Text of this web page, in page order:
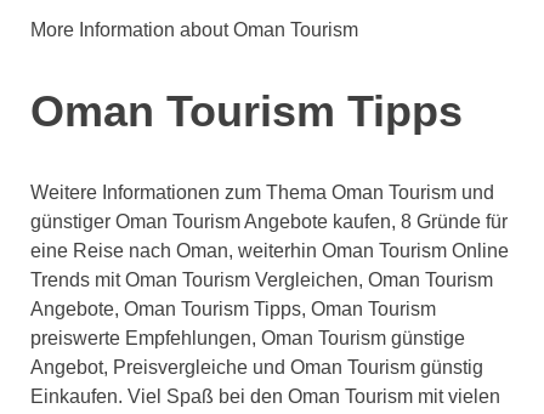
More Information about Oman Tourism
Oman Tourism Tipps
Weitere Informationen zum Thema Oman Tourism und
günstiger Oman Tourism Angebote kaufen, 8 Gründe für
eine Reise nach Oman, weiterhin Oman Tourism Online
Trends mit Oman Tourism Vergleichen, Oman Tourism
Angebote, Oman Tourism Tipps, Oman Tourism
preiswerte Empfehlungen, Oman Tourism günstige
Angebot, Preisvergleiche und Oman Tourism günstig
Einkaufen. Viel Spaß bei den Oman Tourism mit vielen